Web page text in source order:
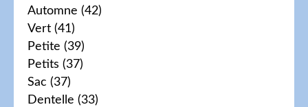
Automne (42)
Vert (41)
Petite (39)
Petits (37)
Sac (37)
Dentelle (33)